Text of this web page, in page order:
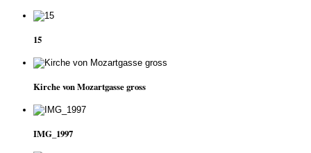
15
Kirche von Mozartgasse gross
IMG_1997